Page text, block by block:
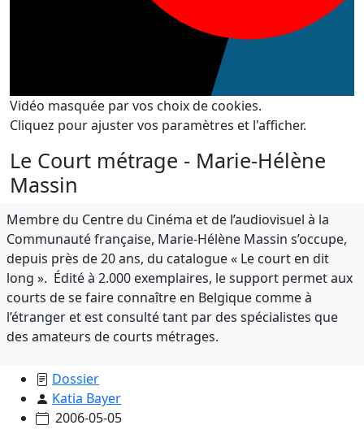
Vidéo masquée par vos choix de cookies.
Cliquez pour ajuster vos paramètres et l'afficher.
Le Court métrage - Marie-Hélène
Massin
Membre du Centre du Cinéma et de l’audiovisuel à la
Communauté française, Marie-Hélène Massin s’occupe,
depuis près de 20 ans, du catalogue « Le court en dit
long ». Édité à 2.000 exemplaires, le support permet aux
courts de se faire connaître en Belgique comme à
l’étranger et est consulté tant par des spécialistes que
des amateurs de courts métrages.
Dossier
Katia Bayer
2006-05-05